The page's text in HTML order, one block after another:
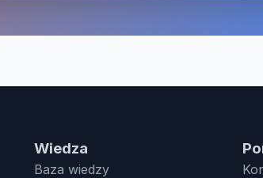
Wiedza
Baza wiedzy